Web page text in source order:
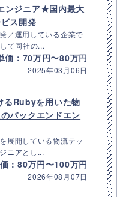
ジニア★国内最大
ス開発
／運用している企業で
て同社の...
価：70万円〜80万円
2025年03月06日
るRubyを用いた物
バックエンドエン
展開している物流テッ
ニアとし...
：80万円〜100万円
2026年08月07日